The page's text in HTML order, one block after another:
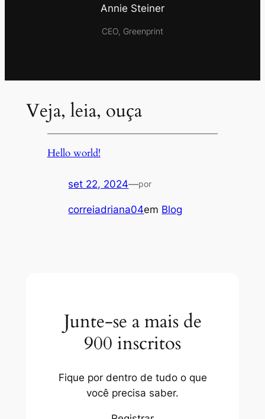
Annie Steiner
CEO, Greenprint
Veja, leia, ouça
Hello world!
set 22, 2024—por
correiadriana04em Blog
Junte-se a mais de
900 inscritos
Fique por dentro de tudo o que
você precisa saber.